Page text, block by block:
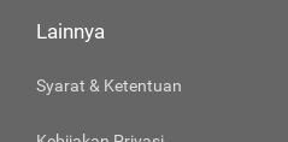
Lainnya
Syarat & Ketentuan